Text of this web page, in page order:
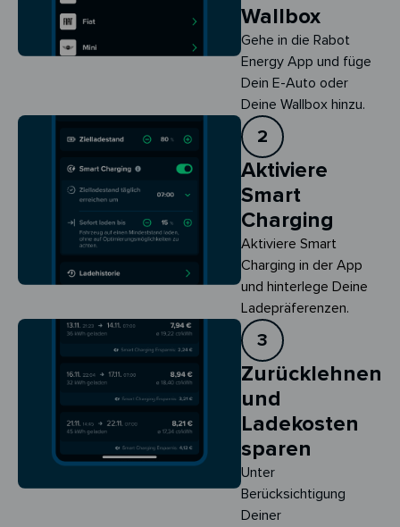
Wallbox
Gehe in die Rabot
Energy App und füge
Dein E-Auto oder
Deine Wallbox hinzu.
2
Aktiviere
Smart
Charging
Aktiviere Smart
Charging in der App
und hinterlege Deine
Ladepräferenzen.
3
Zurücklehnen
und
Ladekosten
sparen
Unter
Berücksichtigung
Deiner